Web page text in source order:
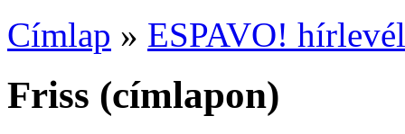
Címlap » ESPAVO! hírlevél
Friss (címlapon)